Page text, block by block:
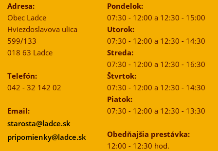
Adresa:
Obec Ladce
Hviezdoslavova ulica
599/133
018 63 Ladce
Telefón:
042 - 32 142 02
Email:
starosta@ladce.sk
pripomienky@ladce.sk
Pondelok:
07:30 - 12:00 a 12:30 - 15:00
Utorok:
07:30 - 12:00 a 12:30 - 14:30
Streda:
07:30 - 12:00 a 12:30 - 16:30
Štvrtok:
07:30 - 12:00 a 12:30 - 14:30
Piatok:
07:30 - 12:00 a 12:30 - 13:30
Obedňajšia prestávka:
12:00 - 12:30 hod.